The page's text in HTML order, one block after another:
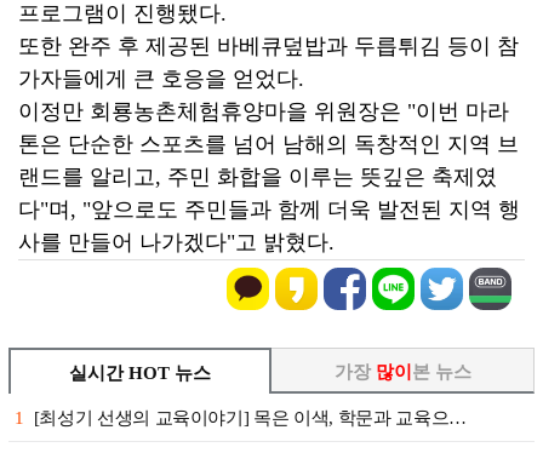
프로그램이 진행됐다.
또한 완주 후 제공된 바베큐덮밥과 두릅튀김 등이 참
가자들에게 큰 호응을 얻었다.
이정만 회룡농촌체험휴양마을 위원장은 "이번 마라
톤은 단순한 스포츠를 넘어 남해의 독창적인 지역 브
랜드를 알리고, 주민 화합을 이루는 뜻깊은 축제였
다"며, "앞으로도 주민들과 함께 더욱 발전된 지역 행
사를 만들어 나가겠다"고 밝혔다.
실시간 HOT 뉴스
1 [최성기 선생의 교육이야기] 목은 이색, 학문과 교육으…
가장 많이 본 뉴스